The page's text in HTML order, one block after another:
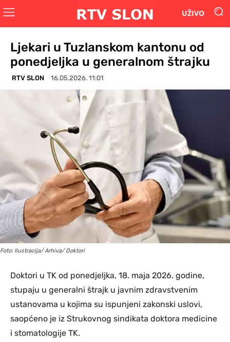
UŽIVO
Ljekari u Tuzlanskom kantonu od
ponedjeljka u generalnom štrajku
RTV SLON 16.05.2026. 11:01
Foto: Ilustracija/ Arhiva/ Doktori
Doktori u TK od ponedjeljka, 18. maja 2026. godine,
stupaju u generalni štrajk u javnim zdravstvenim
ustanovama u kojima su ispunjeni zakonski uslovi,
saopćeno je iz Strukovnog sindikata doktora medicine
i stomatologije TK.